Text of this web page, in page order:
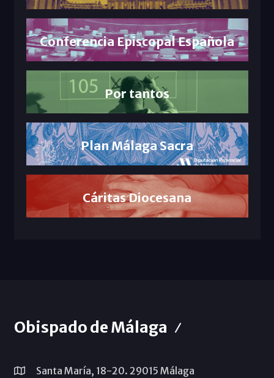
Conferencia Episcopal Española
Por tantos
Plan Málaga Sacra
Cáritas Diocesana
Obispado de Málaga
Santa María, 18-20. 29015 Málaga